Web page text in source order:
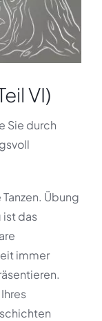
VI)
Sie durch
Übung
ist das
immer